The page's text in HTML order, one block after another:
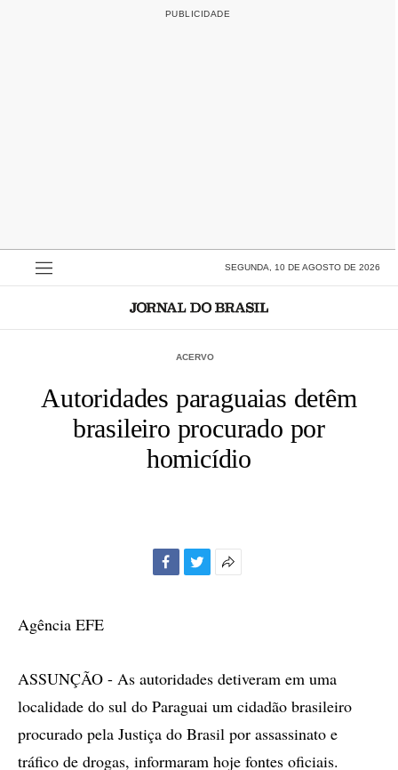
SEGUNDA, 10 DE AGOSTO DE 2026
ACERVO
Autoridades paraguaias detêm
brasileiro procurado por
homicídio
Agência EFE
ASSUNÇÃO - As autoridades detiveram em uma
localidade do sul do Paraguai um cidadão brasileiro
procurado pela Justiça do Brasil por assassinato e
tráfico de drogas, informaram hoje fontes oficiais.